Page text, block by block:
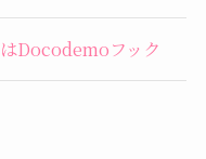
Docodemoフック